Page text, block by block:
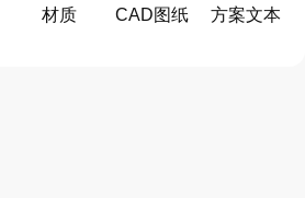
材质 CAD图纸 方案文本